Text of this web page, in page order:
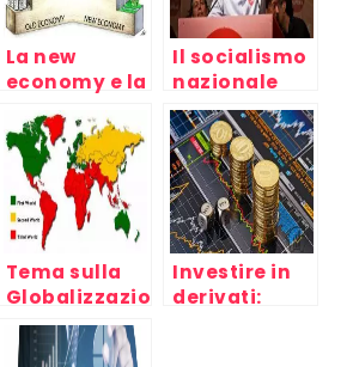
La new
economy e la
crisi del
capitale,
mondo del
lavoro e
capitalismo
Il socialismo
nazionale
europeo è
morto: ecco
perchè
Tema sulla
Globalizzazione
economica,
fallimento
Investire in
derivati: